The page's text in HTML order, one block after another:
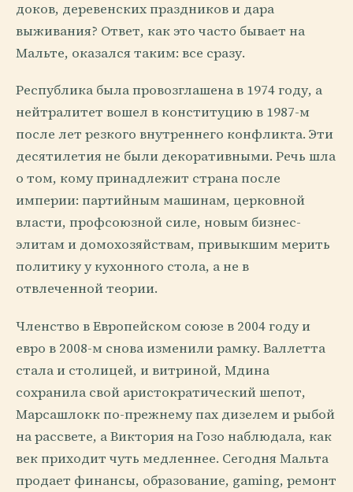
доков, деревенских праздников и дара
выживания? Ответ, как это часто бывает на
Мальте, оказался таким: все сразу.
Республика была провозглашена в 1974 году, а
нейтралитет вошел в конституцию в 1987-м
после лет резкого внутреннего конфликта. Эти
десятилетия не были декоративными. Речь шла
о том, кому принадлежит страна после
империи: партийным машинам, церковной
власти, профсоюзной силе, новым бизнес-
элитам и домохозяйствам, привыкшим мерить
политику у кухонного стола, а не в
отвлеченной теории.
Членство в Европейском союзе в 2004 году и
евро в 2008-м снова изменили рамку. Валлетта
стала и столицей, и витриной, Мдина
сохранила свой аристократический шепот,
Марсашлокк по-прежнему пах дизелем и рыбой
на рассвете, а Виктория на Гозо наблюдала, как
век приходит чуть медленнее. Сегодня Мальта
продает финансы, образование, gaming, ремонт